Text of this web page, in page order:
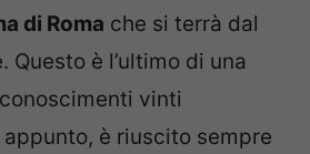
di Roma che si terrà dal
Questo è l’ultimo di una
vinti
appunto, è riuscito sempre